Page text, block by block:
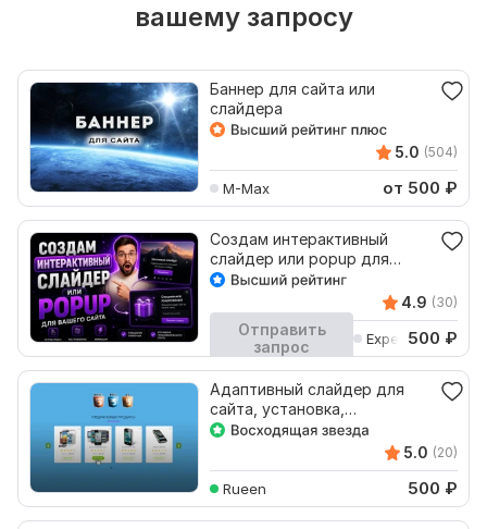
вашему запросу
Баннер для сайта или
слайдера
5.0 (504)
M-Max от 500 ₽
Кворк остановлен
Создам интерактивный
слайдер или popup для
вашего сайта
4.9 (30)
Отправить
запрос
ExpertWeb
500 ₽
Адаптивный слайдер для
сайта, установка,
настройка, стилизация
5.0 (20)
Rueen 500 ₽